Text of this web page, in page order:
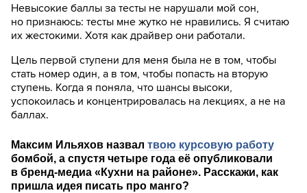
Невысокие баллы за тесты не нарушали мой сон,
но признаюсь: тесты мне жутко не нравились. Я считаю
их жестокими. Хотя как драйвер они работали.
Цель первой ступени для меня была не в том, чтобы
стать номер один, а в том, чтобы попасть на вторую
ступень. Когда я поняла, что шансы высоки,
успокоилась и концентрировалась на лекциях, а не на
баллах.
Максим Ильяхов назвал твою курсовую работу
бомбой, а спустя четыре года её опубликовали
в бренд-медиа «Кухни на районе». Расскажи, как
пришла идея писать про манго?